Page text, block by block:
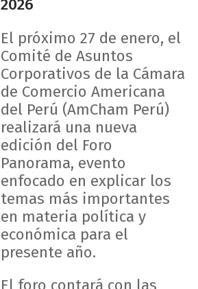
2026
El próximo 27 de enero, el
Comité de Asuntos
Corporativos de la Cámara
de Comercio Americana
del Perú (AmCham Perú)
realizará una nueva
edición del Foro
Panorama, evento
enfocado en explicar los
temas más importantes
en materia política y
económica para el
presente año.
El foro contará con las